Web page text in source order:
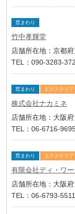
窓まわり
竹中孝輝堂
店舗所在地：京都
TEL：090-3283-
窓まわり エクステリア
株式会社ナカミネ
店舗所在地：大阪
TEL：06-6716-
窓まわり エクステリア
有限会社ディ・ワー
店舗所在地：大阪
TEL：06-6793-5511